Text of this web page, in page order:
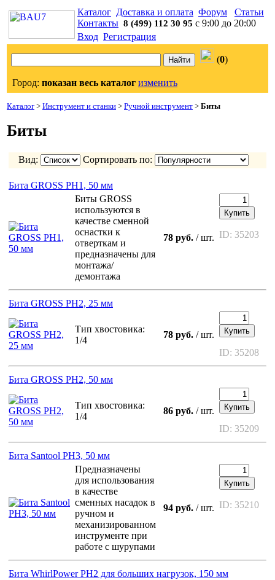
Каталог Доставка и оплата Форум
Статьи
Контакты 8 (499) 112 30 95 с 9:00 до 20:00
Вход Регистрация
(0)
Город: показан весь каталог изменить
Каталог > Инструмент и станки > Ручной инструмент > Биты
Биты
Вид: Сортировать по:
Бита GROSS PH1, 50 мм
Биты GROSS
используются в
качестве сменной
оснастки к
отверткам и
предназначены для
монтажа/
демонтажа
78 руб. / шт.
Купить
ID: 35203
Бита GROSS PH2, 25 мм
Тип хвостовика:
1/4
78 руб. / шт. Купить
ID: 35208
Бита GROSS PH2, 50 мм
Тип хвостовика:
1/4
86 руб. / шт. Купить
ID: 35209
Бита Santool PH3, 50 мм
Предназначены
для использования
в качестве
сменных насадок в
ручном и
механизированном
инструменте при
работе с шурупами
94 руб. / шт.
Купить
ID: 35210
Бита WhirlPower PH2 для больших нагрузок, 150 мм